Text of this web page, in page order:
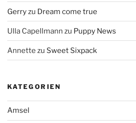
Gerryzu Dream come true
Ulla Capellmann zu Puppy News
Annette zu Sweet Sixpack
KATEGORIEN
Amsel